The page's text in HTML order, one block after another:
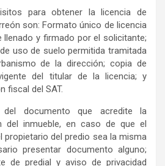
para obtener la licencia de
son: Formato único de licencia
llenado y firmado por el solicitante;
uso de suelo permitida tramitada
de la dirección; copia de
del titular de la licencia; y
fiscal del SAT.
documento que acredite la
del inmueble, en caso de que el
propietario delpredio sea la misma
presentar documento alguno;
de predial y aviso de privacidad